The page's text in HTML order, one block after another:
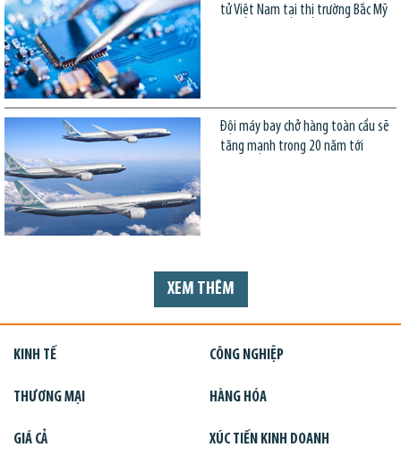
tử Việt Nam tại thị trường Bắc Mỹ
Đội máy bay chở hàng toàn cầu sẽ
tăng mạnh trong 20 năm tới
XEM THÊM
KINH TẾ CÔNG NGHIỆP
THƯƠNG MẠI HÀNG HÓA
GIÁ CẢ XÚC TIẾN KINH DOANH